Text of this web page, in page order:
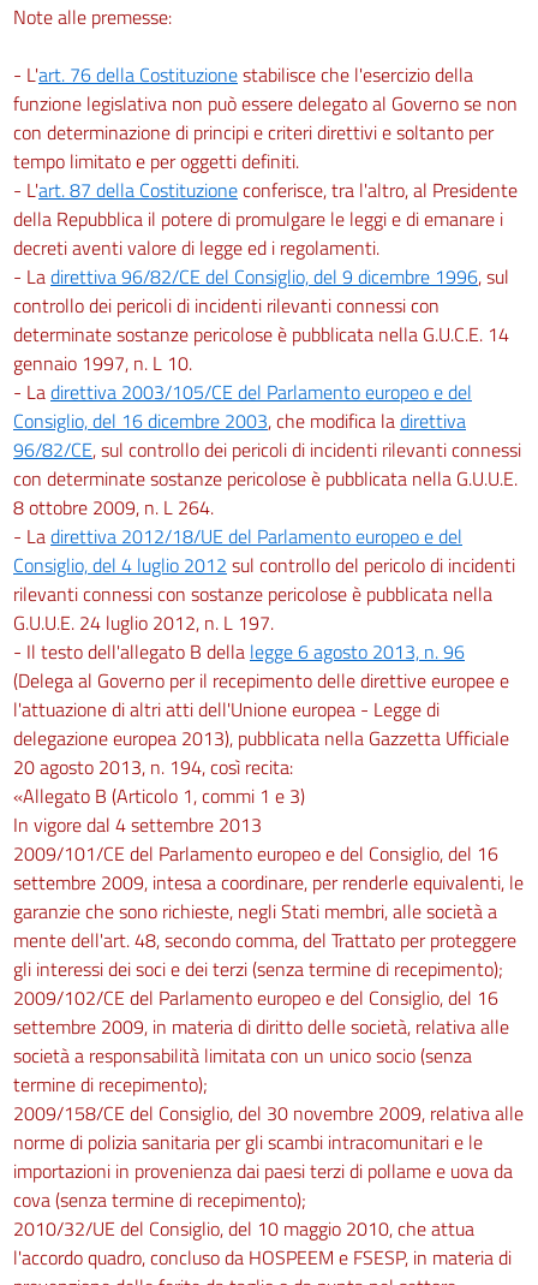
Note alle premesse:
- L'art. 76 della Costituzionestabilisce che l'esercizio della
funzione legislativa non può essere delegato al Governo se non
con determinazione di principi e criteri direttivi e soltanto per
tempo limitato e per oggetti definiti.
- L'art. 87 della Costituzioneconferisce, tra l'altro, al Presidente
della Repubblica il potere di promulgare le leggi e di emanare i
decreti aventi valore di legge ed i regolamenti.
- Ladirettiva 96/82/CE del Consiglio, del 9 dicembre 1996, sul
controllo dei pericoli di incidenti rilevanti connessi con
determinate sostanze pericolose è pubblicata nella G.U.C.E. 14
gennaio 1997, n. L 10.
- Ladirettiva 2003/105/CE del Parlamento europeo e del
Consiglio, del 16 dicembre 2003, che modifica ladirettiva
96/82/CE, sul controllo dei pericoli di incidenti rilevanti connessi
con determinate sostanze pericolose è pubblicata nella G.U.U.E.
8 ottobre 2009, n. L 264.
- Ladirettiva 2012/18/UE del Parlamento europeo e del
Consiglio, del 4 luglio 2012 sul controllo del pericolo di incidenti
rilevanti connessi con sostanze pericolose è pubblicata nella
G.U.U.E. 24 luglio 2012, n. L 197.
- Il testo dell'allegato B della legge 6 agosto 2013, n. 96
(Delega al Governo per il recepimento delle direttive europee e
l'attuazione di altri atti dell'Unione europea - Legge di
delegazione europea 2013), pubblicata nella Gazzetta Ufficiale
20 agosto 2013, n. 194, così recita:
«Allegato B (Articolo 1, commi 1 e 3)
In vigore dal 4 settembre 2013
2009/101/CE del Parlamento europeo e del Consiglio, del 16
settembre 2009, intesa a coordinare, per renderle equivalenti, le
garanzie che sono richieste, negli Stati membri, alle società a
mente dell'art. 48, secondo comma, del Trattato per proteggere
gli interessi dei soci e dei terzi (senza termine di recepimento);
2009/102/CE del Parlamento europeo e del Consiglio, del 16
settembre 2009, in materia di diritto delle società, relativa alle
società a responsabilità limitata con un unico socio (senza
termine di recepimento);
2009/158/CE del Consiglio, del 30 novembre 2009, relativa alle
norme di polizia sanitaria per gli scambi intracomunitari e le
importazioni in provenienza dai paesi terzi di pollame e uova da
cova (senza termine di recepimento);
2010/32/UE del Consiglio, del 10 maggio 2010, che attua
l'accordo quadro, concluso da HOSPEEM e FSESP, in materia di